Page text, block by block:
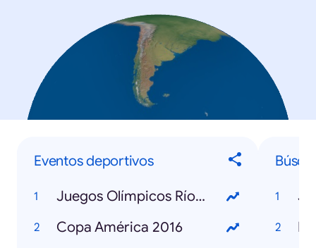
Eventos deportivos
Juegos Olímpicos Río 2016
Copa América 2016